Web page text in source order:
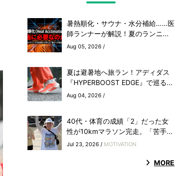
暑熱順化・サウナ・水分補給……医
師ランナーが解説！夏のランニ...
Aug 05, 2026 /
夏は避暑地へ旅ラン！アディダス
『HYPERBOOST EDGE』で巡る...
Aug 04, 2026 /
40代・体育の成績「2」だった女
性が10kmマラソン完走。「苦手...
Jul 23, 2026 / MOTIVATION
MORE